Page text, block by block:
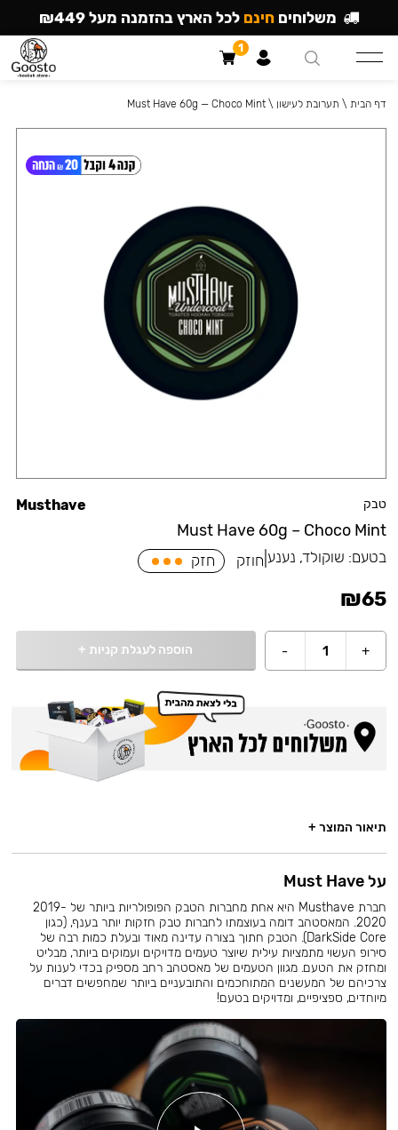
טבק
Must Have 60g – Choco Mint
Musthave
בטעם: שוקולד, נענע חוזק חזק
₪65
+
1
- הוספה לעגלת קניות +
דף הבית \ תערובת לעישון \
Must Have 60g — Choco Mint
תיאור המוצר +
על Must Have
חברת Musthave היא אחת מחברות הטבק הפופולריות ביותר של 2019-
2020. המאסטהב דומה בעוצמתו לחברות טבק חזקות יותר בענף, (כגון
DarkSide Core). הטבק חתוך בצורה עדינה מאוד ובעלת כמות רבה של
סירופ העשוי מתמציות עילית שיוצר טעמים מדויקים ועמוקים ביותר, מבליט
ומחזק את הטעם. מגוון הטעמים של מאסטהב רחב מספיק בכדי לענות על
צרכיהם של המעשנים המתוחכמים והתובעניים ביותר שמחפשים דברים
מיוחדים, ספציפיים, ומדויקים בטעם!
משלוחים חינם לכל הארץ בהזמנה מעל ₪449
1